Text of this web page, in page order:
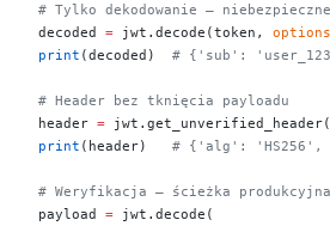
# Tylko dekodowanie —
decoded = jwt.decode(token, options
print (decoded) # {'sub':
# Header bez tknięcia payloadu
header =
print (header) # {'alg':
# Weryfikacja — ścieżka produkcyjna
payload = jwt.decode(